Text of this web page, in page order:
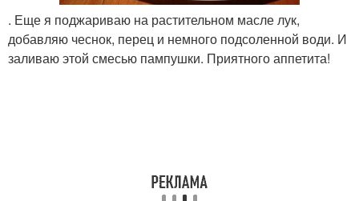
. Еще я поджариваю на растительном масле лук,
добавляю чеснок, перец и немного подсоленной води. И
заливаю этой смесью пампушки. Приятного аппетита!